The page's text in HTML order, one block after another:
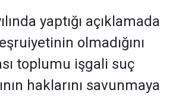
yaptığı açıklamada
olmadığını
toplumu işgali suç
haklarını savunmaya